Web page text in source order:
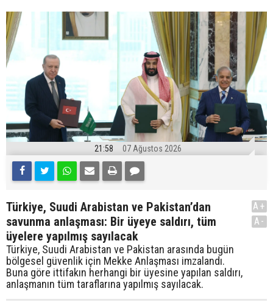
21:58 07 Ağustos 2026
Türkiye, Suudi Arabistan ve Pakistan’dan
savunma anlaşması: Bir üyeye saldırı, tüm
üyelere yapılmış sayılacak
Türkiye, Suudi Arabistan ve Pakistan arasında bugün
bölgesel güvenlik için Mekke Anlaşması imzalandı.
Buna göre ittifakın herhangi bir üyesine yapılan saldırı,
anlaşmanın tüm taraflarına yapılmış sayılacak.
A+
A-